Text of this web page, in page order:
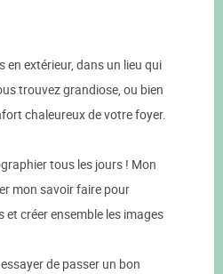
en extérieur, dans un lieu qui
trouvez grandiose, ou bien
chaleureux de votre foyer.
tous les jours ! Mon
mon savoir faire pour
créer ensemble les images
de passer un bon